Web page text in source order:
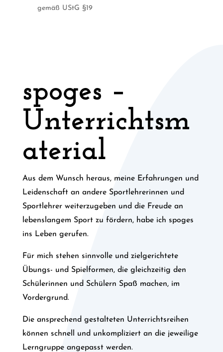
gemäß UStG §19
spoges –
Unterrichtsm
aterial
Aus dem Wunsch heraus, meine Erfahrungen und
Leidenschaft an andere Sportlehrerinnen und
Sportlehrer weiterzugeben und die Freude an
lebenslangem Sport zu fördern, habe ich spoges
ins Leben gerufen.
Für mich stehen sinnvolle und zielgerichtete
Übungs- und Spielformen, die gleichzeitig den
Schülerinnen und Schülern Spaß machen, im
Vordergrund.
Die ansprechend gestalteten Unterrichtsreihen
können schnell und unkompliziert an die jeweilige
Lerngruppe angepasst werden.